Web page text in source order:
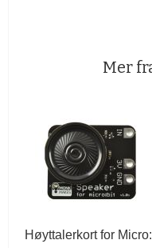
Mer
Høyttalerkort for